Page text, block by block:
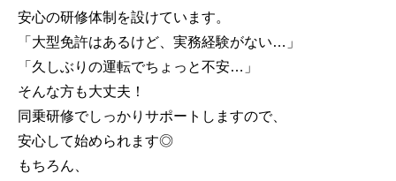
安心の研修体制を設けています。
「大型免許はあるけど、実務経験がない…」
「久しぶりの運転でちょっと不安…」
そんな方も大丈夫！
同乗研修でしっかりサポートしますので、
安心して始められます◎
もちろん、